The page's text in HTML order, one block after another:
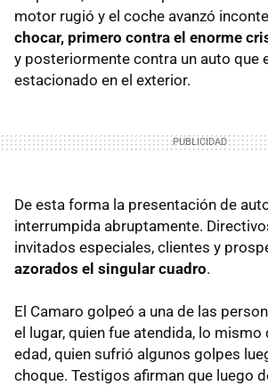
motor rugió y el coche avanzó
chocar, primero contra el enorme
y posteriormente contra un auto que
estacionado en el exterior.
De esta forma la presentación de
interrumpida abruptamente.
invitados especiales, clientes y
azorados el singular cuadro.
El Camaro golpeó a una de las
el lugar, quien fue atendida, lo mismo
edad, quien sufrió algunos golpes
choque. Testigos afirman que luego